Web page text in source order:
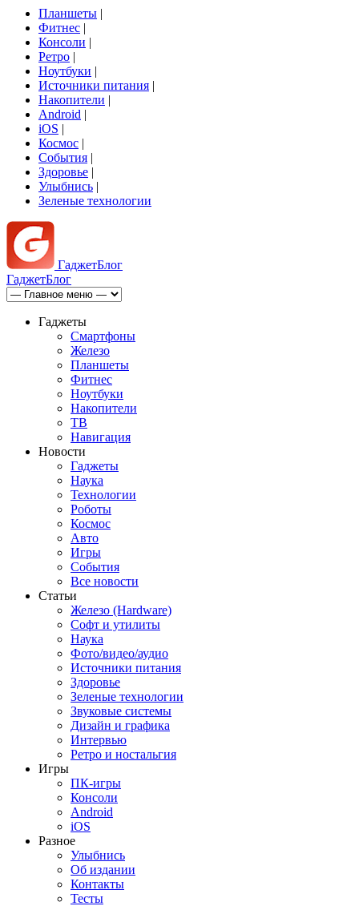
Планшеты |
Фитнес |
Консоли |
Ретро |
Ноутбуки |
Источники питания |
Накопители |
Android |
iOS |
Космос |
События |
Здоровье |
Улыбнись |
Зеленые технологии
ГаджетБлог
ГаджетБлог
Гаджеты
Смартфоны
Железо
Планшеты
Фитнес
Ноутбуки
Накопители
ТВ
Навигация
Новости
Гаджеты
Наука
Технологии
Роботы
Космос
Авто
Игры
События
Все новости
Статьи
Железо (Hardware)
Софт и утилиты
Наука
Фото/видео/аудио
Источники питания
Здоровье
Зеленые технологии
Звуковые системы
Дизайн и графика
Интервью
Ретро и ностальгия
Игры
ПК-игры
Консоли
Android
iOS
Разное
Улыбнись
Об издании
Контакты
Тесты